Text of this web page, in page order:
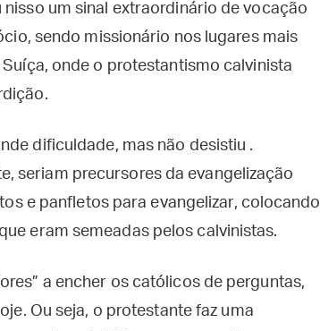
um sinal extraordinário de vocação
sendo missionário nos lugares mais
onde o protestantismo calvinista
dificuldade, mas não desistiu .
seriam precursores da evangelização
e panfletos para evangelizar, colocando
eram semeadas pelos calvinistas.
a encher os católicos de perguntas,
Ou seja, o protestante faz uma